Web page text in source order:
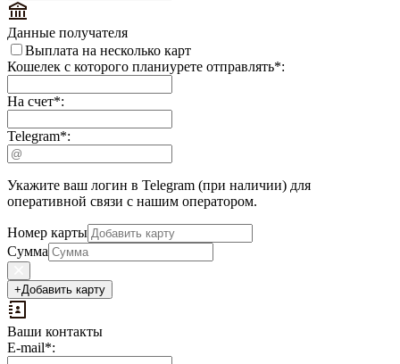
Данные получателя
Выплата на несколько карт
Кошелек с которого планиурете отправлять*:
На счет*:
Telegram*:
Укажите ваш логин в Telegram (при наличии) для
оперативной связи с нашим оператором.
Номер карты
Сумма
+Добавить карту
Ваши контакты
Выплаты
E-mail*: